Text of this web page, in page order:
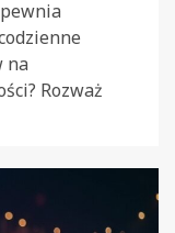
na
Rozważ